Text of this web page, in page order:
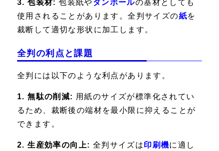
3. 包装材: 包装紙やダンボールの基材としても
使用されることがあります。全判サイズの紙を
裁断して適切な形状に加工します。
全判の利点と課題
全判には以下のような利点があります。
1. 無駄の削減: 用紙のサイズが標準化されてい
るため、裁断後の端材を最小限に抑えることが
できます。
2. 生産効率の向上: 全判サイズは印刷機に適し